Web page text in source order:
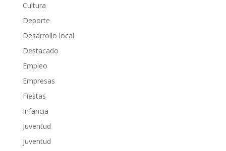
Cultura
Deporte
Desarrollo local
Destacado
Empleo
Empresas
Fiestas
Infancia
Juventud
juventud